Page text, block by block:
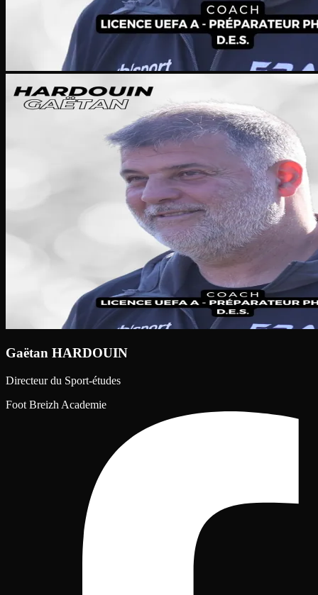
Gaëtan HARDOUIN
Directeur du Sport-études
Foot Breizh Academie